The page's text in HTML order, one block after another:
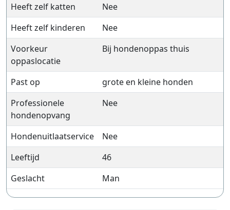
Heeft zelf katten
Nee
Heeft zelf kinderen
Nee
Voorkeur
oppaslocatie
Bij hondenoppas thuis
Past op
grote en kleine honden
Professionele
hondenopvang
Nee
Hondenuitlaatservice
Nee
Leeftijd
46
Geslacht
Man